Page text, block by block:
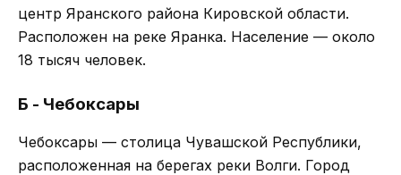
центр Яранского района Кировской области.
Расположен на реке Яранка. Население — около
18 тысяч человек.
Б - Чебоксары
Чебоксары — столица Чувашской Республики,
расположенная на берегах реки Волги. Город